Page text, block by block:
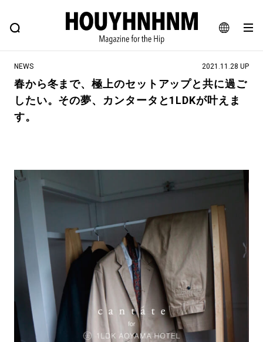
JA
EN
FEATURE BLOG SNAP
ヒップなファッション、カルチャー、ライフスタイルWEBマガジン
#NEW VINTAGE #マイナーグッド図鑑
#路地裏てぃーん。 #MONTHLY JOURNAL
#GH 銘品の所以
#Commune H #FOCUS IT #AH.H
#ととけん #FASHION #MUSIC #MOVIE
#LIFESTYLE #SNEAKER #OUTDOOR
#SPORTS #HANDSOME HANDBOOK
NEWS 2021.11.28 UP
春から冬まで、極上のセットアップと共に過ご
したい。その夢、カンタータと1LDKが叶えま
す。